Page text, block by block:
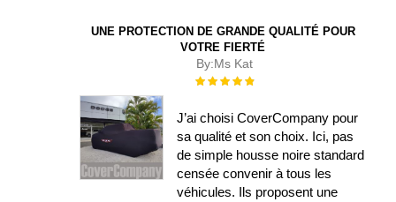
UNE PROTECTION DE GRANDE QUALITÉ POUR
VOTRE FIERTÉ
By:Ms Kat
Évaluation :
J’ai choisi CoverCompany pour
sa qualité et son choix. Ici, pas
de simple housse noire standard
censée convenir à tous les
véhicules. Ils proposent une